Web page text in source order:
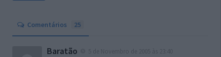
Comentários 25
Baratão